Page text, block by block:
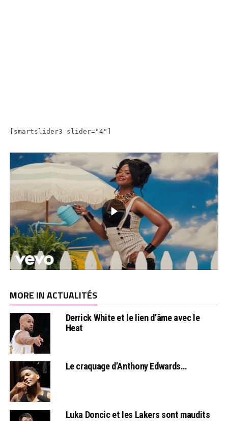
[smartslider3 slider="4"]
MORE IN ACTUALITÉS
Derrick White et le lien d’âme avec le
Heat
Le craquage d’Anthony Edwards…
Luka Doncic et les Lakers sont maudits